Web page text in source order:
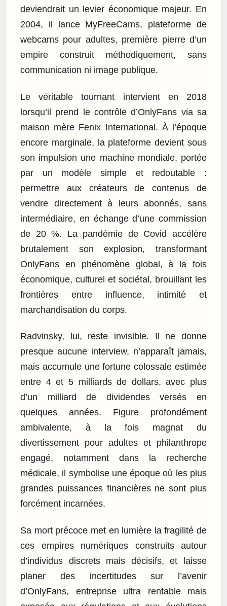
deviendrait un levier économique majeur. En
2004, il lance MyFreeCams, plateforme de
webcams pour adultes, première pierre d’un
empire construit méthodiquement, sans
communication ni image publique.
Le véritable tournant intervient en 2018
lorsqu’il prend le contrôle d’OnlyFans via sa
maison mère Fenix International. À l’époque
encore marginale, la plateforme devient sous
son impulsion une machine mondiale, portée
par un modèle simple et redoutable :
permettre aux créateurs de contenus de
vendre directement à leurs abonnés, sans
intermédiaire, en échange d’une commission
de 20 %. La pandémie de Covid accélère
brutalement son explosion, transformant
OnlyFans en phénomène global, à la fois
économique, culturel et sociétal, brouillant les
frontières entre influence, intimité et
marchandisation du corps.
Radvinsky, lui, reste invisible. Il ne donne
presque aucune interview, n’apparaît jamais,
mais accumule une fortune colossale estimée
entre 4 et 5 milliards de dollars, avec plus
d’un milliard de dividendes versés en
quelques années. Figure profondément
ambivalente, à la fois magnat du
divertissement pour adultes et philanthrope
engagé, notamment dans la recherche
médicale, il symbolise une époque où les plus
grandes puissances financières ne sont plus
forcément incarnées.
Sa mort précoce met en lumière la fragilité de
ces empires numériques construits autour
d’individus discrets mais décisifs, et laisse
planer des incertitudes sur l’avenir
d’OnlyFans, entreprise ultra rentable mais